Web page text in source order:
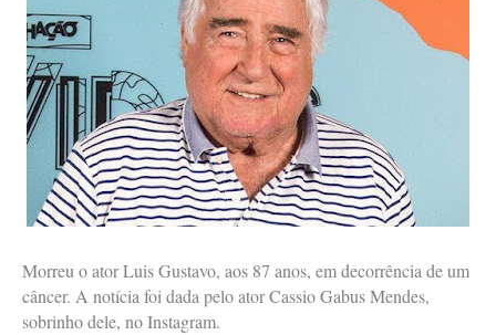
Morreu o ator Luis Gustavo, aos 87 anos, em decorrência de um
câncer. A notícia foi dada pelo ator Cassio Gabus Mendes,
sobrinho dele, no Instagram.